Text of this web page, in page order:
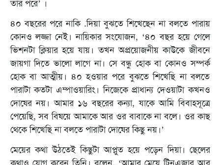
তার পরে’ ।
৪০ বছরের পরে নাকি .দিয়া বুঝতে শিখেছেন না বলতে পারায়
কোনও লজ্জা নেই। নায়িকার সংযোজন, ‘৪০ বছর হয়ে গেলে
ভিশনটা ক্লিয়ার হয়ে যায়। তখন অপ্রয়োজনীয় কাউকে জীবনে
জায়গা দিতে ভালো লাগে না। সে বন্ধু হোক বা কোনও সম্পর্ক
হোক বা আত্মীয়। ৪০ হওয়ার পরে বুঝতে শিখেছি না বলতে
পারাটা কতটা এম্পাওয়ারিং। নিজেকে প্রাধান্য দেওয়াটা কখনও
দোষের নয়। আমার ১৬ বছরের কন্যা, যাকে আমি বিবাহসূত্রে
পেয়েছি, সব বিষয়ে আমাকে আর ওর বাবাকে না বলে। ওর কাছ
থেকে শিখেছি না বলতে পারাটা দোষের কিছু নয়।’
মেয়ের কথা উঠতেই কিছুটা আপ্লুত হয়ে পড়েন দিয়া। ছেলের